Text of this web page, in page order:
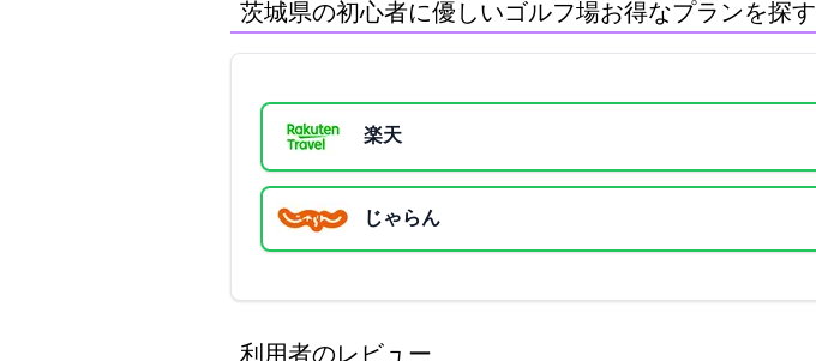
茨城県の初心者に優しいゴルフ場:お得なプランを探す
楽天GORA
じゃらん
利用者のレビュー